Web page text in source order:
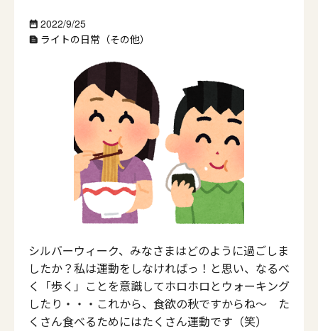
date_range 2022/9/25
text_snippet ライトの日常（その他）
シルバーウィーク、みなさまはどのように過ごしま
したか？私は運動をしなければっ！と思い、なるべ
く「歩く」ことを意識してホロホロとウォーキング
したり・・・これから、食欲の秋ですからね～ た
くさん食べるためにはたくさん運動です（笑）